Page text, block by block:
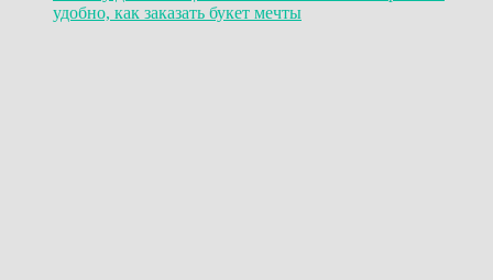
удобно, как заказать букет мечты